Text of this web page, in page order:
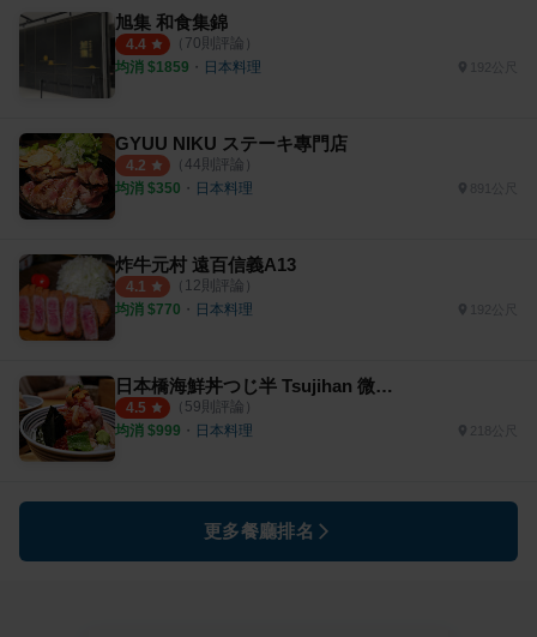
旭集 和食集錦
4.4 （ 70則評論）
均消 $1859 ・ 日本料理
GYUU NIKU ステーキ專門店
4.2 （ 44則評論）
均消 $350 ・ 日本料理
炸牛元村 遠百信義A13
4.1 （ 12則評論）
均消 $770 ・ 日本料理
日本橋海鮮丼つじ半 Tsujihan 微風信義店
4.5 （ 59則評論）
均消 $999 ・ 日本料理
更多餐廳排名